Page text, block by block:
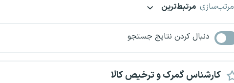
مرتب‌سازی مرتبط‌ترین
دنبال کردن نتایج جستجو
کارشناس گمرک و ترخیص کالا